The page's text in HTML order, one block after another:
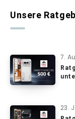
Unsere
7.
23.